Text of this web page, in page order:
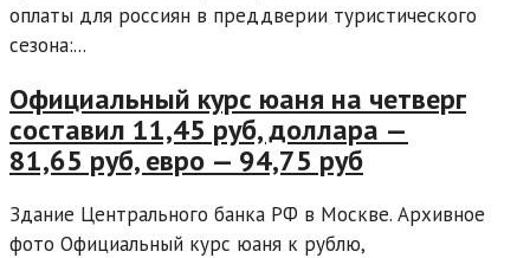
оплаты для россиян в преддверии туристического
сезона:...
Официальный курс юаня на четверг
составил 11,45 руб, доллара —
81,65 руб, евро — 94,75 руб
Здание Центрального банка РФ в Москве. Архивное
фото Официальный курс юаня к рублю,